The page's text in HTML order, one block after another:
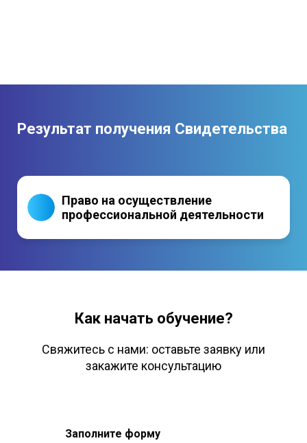
Результат получения Свидетельства
Право на осуществление
профессиональной деятельности
Как начать обучение?
Свяжитесь с нами: оставьте заявку или
закажите консультацию
Заполните форму